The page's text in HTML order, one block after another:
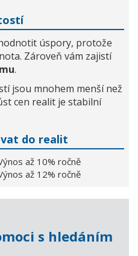
úspory, protože
Zároveň vám zajistí
.
jsou mnohem menší než
cen realit je stabilní
do realit
až 10% ročně
až 12% ročně
s hledáním